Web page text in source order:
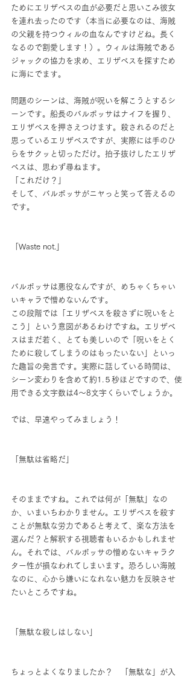
ためにエリザベスの血が必要だと思いこみ彼女
を連れ去ったのです（本当に必要なのは、海賊
の父親を持つウィルの血なんですけどね。長く
なるので割愛します！）。ウィルは海賊である
ジャックの協力を求め、エリザベスを探すため
に海にでます。
問題のシーンは、海賊が呪いを解こうとするシ
ーンです。船長のバルボッサはナイフを握り、
エリザベスを押さえつけます。殺されるのだと
思っているエリザベスですが、実際には手のひ
らをサクッと切っただけ。拍子抜けしたエリザ
ベスは、思わず尋ねます。
「これだけ？」
そして、バルボッサがニヤっと笑って答えるの
です。
「Waste not.」
バルボッサは悪役なんですが、めちゃくちゃい
いキャラで憎めないんです。
この段階では「エリザベスを殺さずに呪いをと
こう」という意図があるわけですね。エリザベ
スはまだ若く、とても美しいので「呪いをとく
ために殺してしまうのはもったいない」といっ
た趣旨の発言です。実際に話している時間は、
シーン変わりを含めて約1.５秒ほどですので、使
用できる文字数は4～8文字くらいでしょうか。
では、早速やってみましょう！
「無駄は省略だ」
そのままですね。これでは何が「無駄」なの
か、いまいちわかりません。エリザベスを殺す
ことが無駄な労力であると考えて、楽な方法を
選んだ？と解釈する視聴者もいるかもしれませ
ん。それでは、バルボッサの憎めないキャラク
ター性が損なわれてしまいます。恐ろしい海賊
なのに、心から嫌いになれない魅力を反映させ
たいところですね。
「無駄な殺しはしない」
ちょっとよくなりましたか？　「無駄な」が入